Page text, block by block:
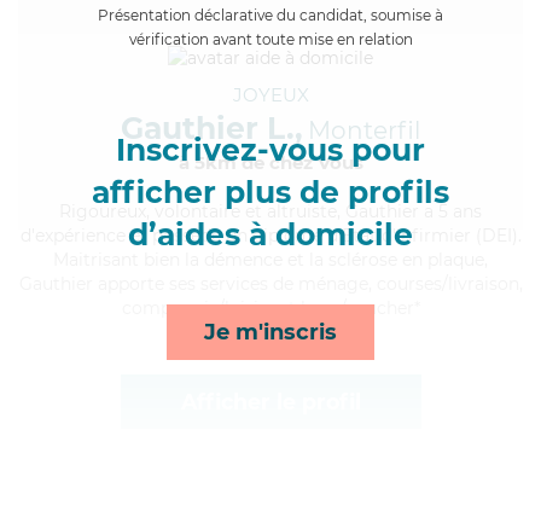
Présentation déclarative du candidat, soumise à
vérification avant toute mise en relation
Inscrivez-vous pour
afficher plus de profils
d’aides à domicile
Je m'inscris
JOYEUX
Gauthier L., Monterfil
à 5km de chez Vous
, volontaire et altruiste, Gauthier a 5 ans
d'expérience et possède un diplôme d'Etat d'infirmier (DEI).
compagnie/loisirs et lever/coucher*